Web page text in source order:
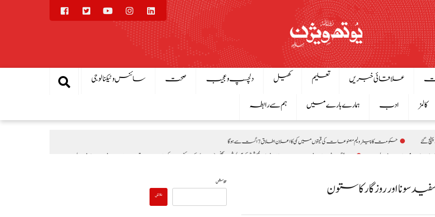
علاقائی خبریں تعلیم کھیل دلچسپ و عجیب صحت
سائنس و ٹیکنالوجی
کالمز ادب ہمارے بارے میں ہم سے رابطہ
گئے
حکومت کا پیٹرولیم مصنوعات کی قیمتوں میں کمی کا اعلان اطلاق 7 اگست سے ہوگا
وزیراعظم شہباز شریف سے جاپان انٹرنیشنل کوآپریشن ایجنسی (JICA) کے 9 رکنی وفد کی ملاقات، تعاون بڑھانے پر تبادلہ خیال
صومالی وزیر دفاع کا اعلیٰ عسکری قیادت سے ملاقات، دفاعی تعاون بڑھانے پر اتفاق
کا فیصلہ
تلاش
تلاش اور روزگار کا ستون